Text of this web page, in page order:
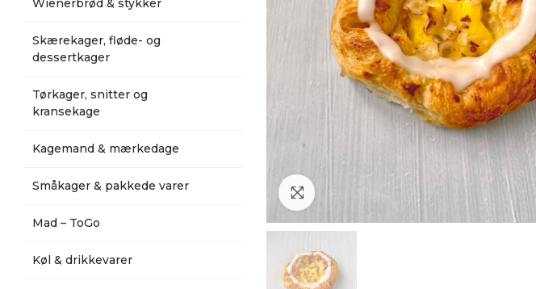
Klik for at forstørre
Wienerbrød & stykker
Skærekager, fløde- og
dessertkager
Tørkager, snitter og
kransekage
Kagemand & mærkedage
Småkager & pakkede varer
Mad – ToGo
Køl & drikkevarer